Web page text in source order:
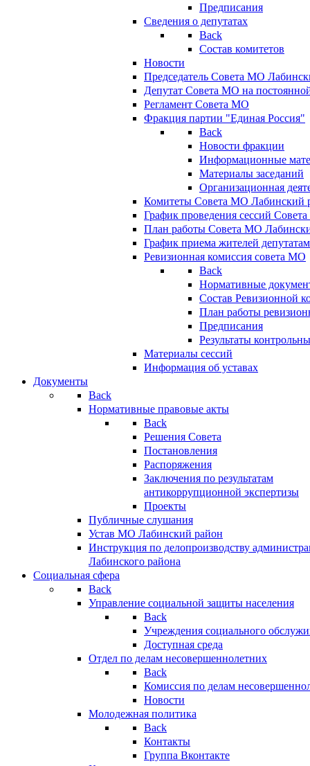
Предписания
Сведения о депутатах
Back
Состав комитетов
Новости
Председатель Совета МО
Депутат Совета МО на
Регламент Совета МО
Фракция партии "Единая Россия"
Back
Новости фракции
Информационные
Материалы заседаний
Организационная
Комитеты Совета МО Лабинский
График проведения сессий
План работы Совета МО
График приема жителей
Ревизионная комиссия совета МО
Back
Нормативные
Состав Ревизионной
План работы
Предписания
Результаты
Материалы сессий
Информация об уставах
Документы
Back
Нормативные правовые акты
Back
Решения Совета
Постановления
Распоряжения
Заключения по результатам
антикоррупционной экспертизы
Проекты
Публичные слушания
Устав МО Лабинский район
Инструкция по делопроизводству
Лабинского района
Социальная сфера
Back
Управление социальной защиты населения
Back
Учреждения социального
Доступная среда
Отдел по делам несовершеннолетних
Back
Комиссия по делам
Новости
Молодежная политика
Back
Контакты
Группа Вконтакте